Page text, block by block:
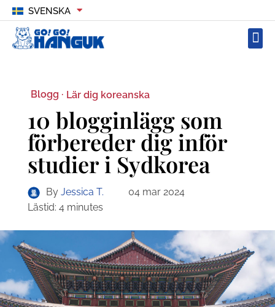
SVENSKA
Blogg · Lär dig koreanska
10 blogginlägg som
förbereder dig inför
studier i Sydkorea
By Jessica T.
04 mar 2024
Lästid: 4 minutes